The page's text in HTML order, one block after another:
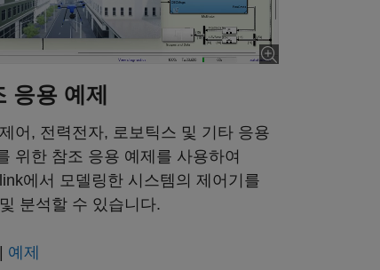
응용 예제
어, 전력전자, 로보틱스 및 기타 응용
위한 참조 응용 예제를 사용하여
에서 모델링한 시스템의 제어기를
분석할 수 있습니다.
| 예제